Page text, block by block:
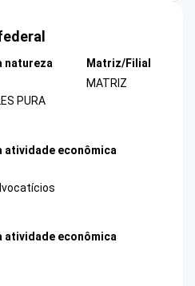
natureza
PURA
Matriz/Filial
MATRIZ
atividade econômica
atividade econômica